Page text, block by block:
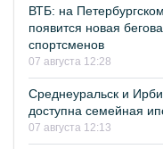
ВТБ: на
появится новая
спортсменов
07 августа 12:28
Среднеуральск и
доступна семейная
07 августа 12:13